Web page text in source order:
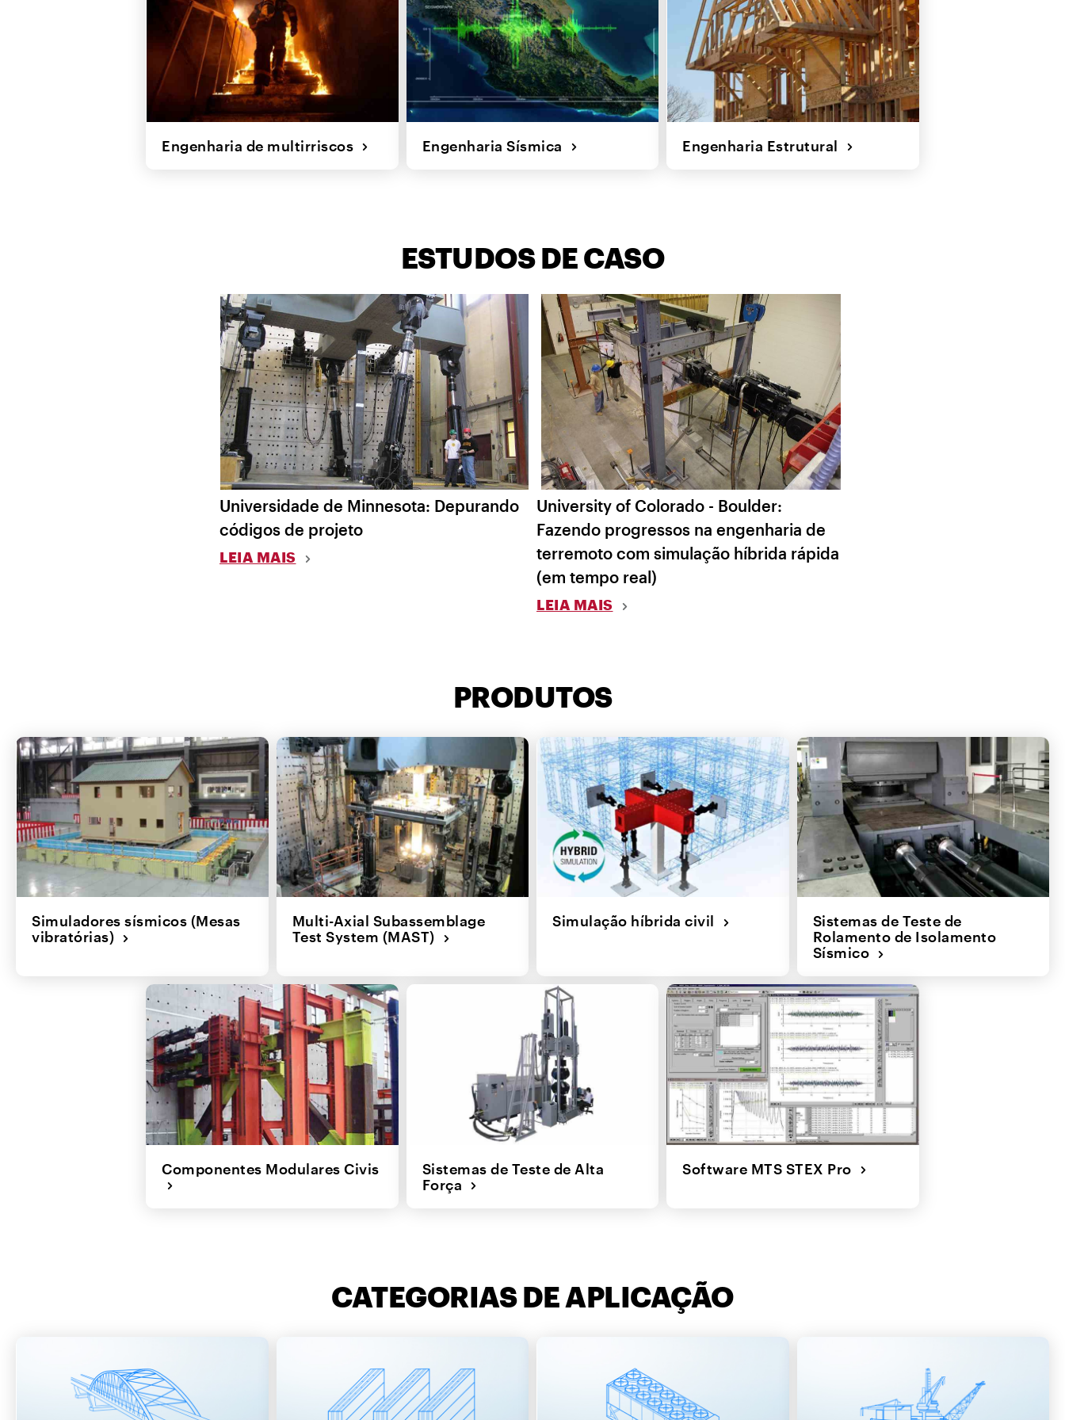
Engenharia de multirriscos Engenharia Sísmica Engenharia Estrutural
ESTUDOS DE CASO
Universidade de Minnesota: Depurando
códigos de projeto
LEIA MAIS
University of Colorado - Boulder:
Fazendo progressos na engenharia de
terremoto com simulação híbrida rápida
(em tempo real)
LEIA MAIS
PRODUTOS
Simuladores sísmicos (Mesas
vibratórias)
Multi-Axial Subassemblage
Test System (MAST)
Simulação híbrida civil
Sistemas de Teste de
Rolamento de Isolamento
Sísmico
Componentes Modulares Civis
Sistemas de Teste de Alta
Força
Software MTS STEX Pro
CATEGORIAS DE APLICAÇÃO